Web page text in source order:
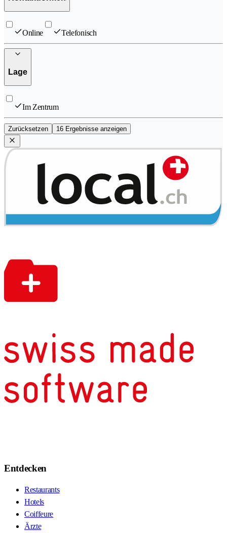
Online Telefonisch
Lage
Im Zentrum
Zurücksetzen 16 Ergebnisse anzeigen
Entdecken
Restaurants
Hotels
Coiffeure
Ärzte